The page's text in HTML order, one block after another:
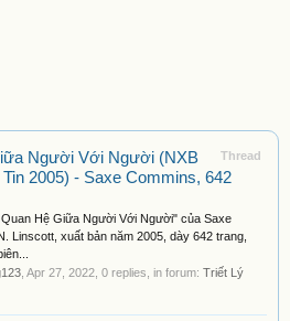
Thread
Người Với Người (NXB
2005) - Saxe Commins, 642
Quan Hệ Giữa Người Với Người" của Saxe
Linscott, xuất bản năm 2005, dày 642 trang,
Apr 27, 2022 , 0 replies, in forum: Triết Lý